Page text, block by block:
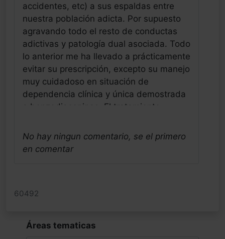
accidentes, etc) a sus espaldas entre
nuestra población adicta. Por supuesto
agravando todo el resto de conductas
adictivas y patología dual asociada. Todo
lo anterior me ha llevado a prácticamente
evitar su prescripción, excepto su manejo
muy cuidadoso en situación de
dependencia clínica y única demostrada
a benzodiacepinas. El tratamiento
adicciones, en mi opinión tiene todas las
desventajas aportando muy pocos
pacientes de perfil hiperactivo/inquietos
vista) y que se confunde con ansiosos
No hay ningun comentario, se el primero
en comentar
60492
Áreas tematicas